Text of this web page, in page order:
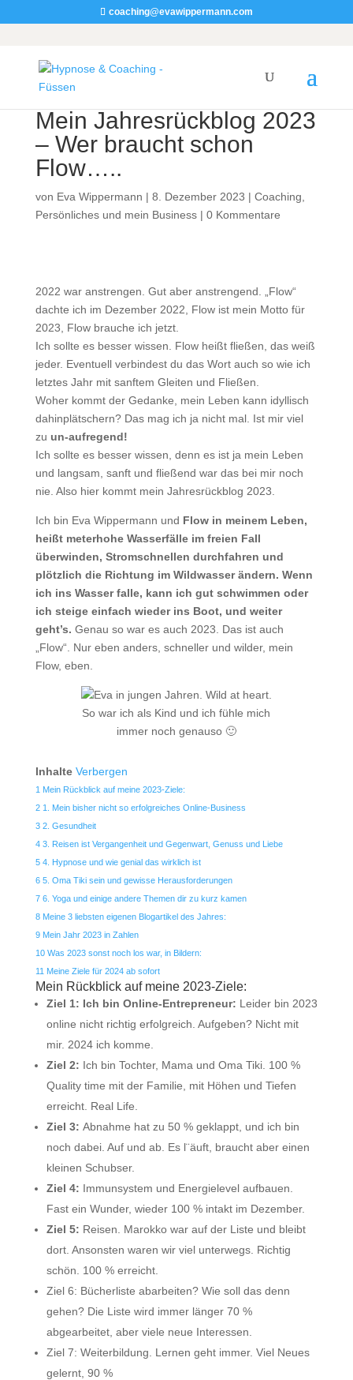
coaching@evawippermann.com
Mein Jahresrückblog 2023
– Wer braucht schon
Flow…..
von Eva Wippermann | 8. Dezember 2023 | Coaching
Persönliches und mein Business| 0 Kommentare
2022 war anstrengen. Gut aber anstrengend. „Flow“
dachte ich im Dezember 2022, Flow ist mein Motto für
2023, Flow brauche ich jetzt.
Ich sollte es besser wissen. Flow heißt fließen, das weiß
jeder. Eventuell verbindest du das Wort auch so wie ich
letztes Jahr mit sanftem Gleiten und Fließen.
Woher kommt der Gedanke, mein Leben kann idyllisch
dahinplätschern? Das mag ich ja nicht mal. Ist mir viel
zu un-aufregend!
Ich sollte es besser wissen, denn es ist ja mein Leben
und langsam, sanft und fließend war das bei mir noch
nie. Also hier kommt mein Jahresrückblog 2023.
Ich bin Eva Wippermann und Flow in meinem Leben,
heißt meterhohe Wasserfälle im freien Fall
überwinden, Stromschnellen durchfahren und
plötzlich die Richtung im Wildwasser ändern. Wenn
ich ins Wasser falle, kann ich gut schwimmen oder
ich steige einfach wieder ins Boot, und weiter
geht’s. Genau so war es auch 2023. Das ist auch
„Flow“. Nur eben anders, schneller und wilder, mein
Flow, eben.
So war ich als Kind und ich fühle mich
immer noch genauso 🙂
Inhalte Verbergen
1 Mein Rückblick auf meine 2023-Ziele:
2 1. Mein bisher nicht so erfolgreiches Online-Business
3 2. Gesundheit
4 3. Reisen ist Vergangenheit und Gegenwart, Genuss und Liebe
5 4. Hypnose und wie genial das wirklich ist
6 5. Oma Tiki sein und gewisse Herausforderungen
7 6. Yoga und einige andere Themen dir zu kurz kamen
8 Meine 3 liebsten eigenen Blogartikel des Jahres:
9 Mein Jahr 2023 in Zahlen
10 Was 2023 sonst noch los war, in Bildern:
11 Meine Ziele für 2024 ab sofort
Mein Rückblick auf meine 2023-Ziele:
Ziel 1: Ich bin Online-Entrepreneur: Leider bin 2023
online nicht richtig erfolgreich. Aufgeben? Nicht mit
mir. 2024 ich komme.
Ziel 2: Ich bin Tochter, Mama und Oma Tiki. 100 %
Quality time mit der Familie, mit Höhen und Tiefen
erreicht. Real Life.
Ziel 3: Abnahme hat zu 50 % geklappt, und ich bin
noch dabei. Auf und ab. Es l¨äuft, braucht aber einen
kleinen Schubser.
Ziel 4: Immunsystem und Energielevel aufbauen.
Fast ein Wunder, wieder 100 % intakt im Dezember.
Ziel 5: Reisen. Marokko war auf der Liste und bleibt
dort. Ansonsten waren wir viel unterwegs. Richtig
schön. 100 % erreicht.
Ziel 6: Bücherliste abarbeiten? Wie soll das denn
gehen? Die Liste wird immer länger 70 %
abgearbeitet, aber viele neue Interessen.
Ziel 7: Weiterbildung. Lernen geht immer. Viel Neues
gelernt, 90 %